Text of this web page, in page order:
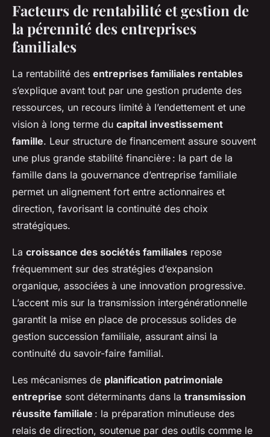
Facteurs de rentabilité et gestion de
la pérennité des entreprises
familiales
La rentabilité des entreprises familiales rentables
s’explique avant tout par une gestion prudente des
ressources, un recours limité à l’endettement et une
vision à long terme du capital investissement
famille. Leur structure de financement assure souvent
une plus grande stabilité financière : la part de la
famille dans la gouvernance d’entreprise familiale
permet un alignement fort entre actionnaires et
direction, favorisant la continuité des choix
stratégiques.
La croissance des sociétés familiales repose
fréquemment sur des stratégies d’expansion
organique, associées à une innovation progressive.
L’accent mis sur la transmission intergénérationnelle
garantit la mise en place de processus solides de
gestion succession familiale, assurant ainsi la
continuité du savoir-faire familial.
Les mécanismes de planification patrimoniale
entreprise sont déterminants dans la transmission
réussite familiale : la préparation minutieuse des
relais de direction, soutenue par des outils comme le